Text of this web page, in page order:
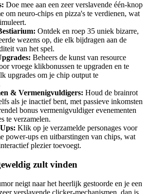
Doe mee aan een zeer verslavende één-knop
om neuro-chips en pizza's te verdienen, wat
Ontdek en roep 35 uniek bizarre,
wezens op, die elk bijdragen aan de
van het spel.
Beheers de kunst van resource
vroege klikbonussen te upgraden en te
upgrades om je chip output te
& Vermenigvuldigers: Houd de brainrot
als je inactief bent, met passieve inkomsten
bonus vermenigvuldiger evenementen
te verzamelen.
Klik op je verzamelde personages voor
power-ups en uitbarstingen van chips, wat
plezier toevoegt.
zult vinden
neigt naar het heerlijk gestoorde en je een
verslavende clicker-mechanismen, dan is